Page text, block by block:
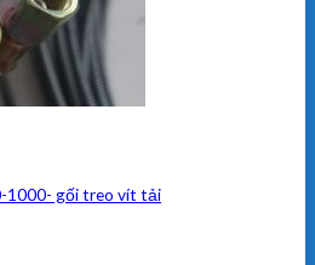
1000- gối treo vít tải